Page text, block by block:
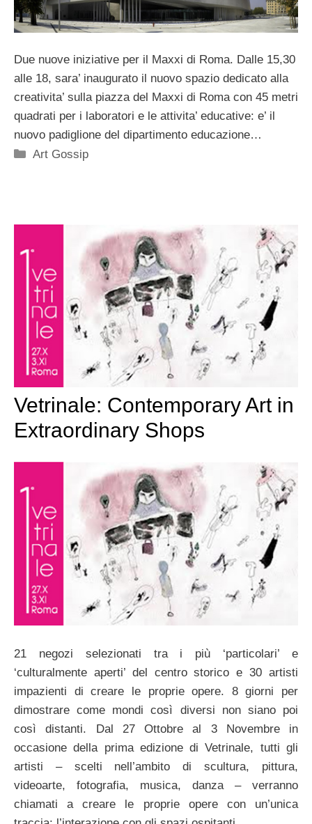
Due nuove iniziative per il Maxxi di Roma. Dalle 15,30
alle 18, sara’ inaugurato il nuovo spazio dedicato alla
creativita’ sulla piazza del Maxxi di Roma con 45 metri
quadrati per i laboratori e le attivita’ educative: e’ il
nuovo padiglione del dipartimento educazione…
Categorie
Art Gossip
Vetrinale: Contemporary Art in
Extraordinary Shops
21 negozi selezionati tra i più ‘particolari’ e
‘culturalmente aperti’ del centro storico e 30 artisti
impazienti di creare le proprie opere. 8 giorni per
dimostrare come mondi così diversi non siano poi
così distanti. Dal 27 Ottobre al 3 Novembre in
occasione della prima edizione di Vetrinale, tutti gli
artisti – scelti nell’ambito di scultura, pittura,
videoarte, fotografia, musica, danza – verranno
chiamati a creare le proprie opere con un’unica